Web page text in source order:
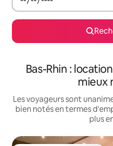
Bas-Rhin :
mieux
Les voyageurs sont
bien notés en termes
plus